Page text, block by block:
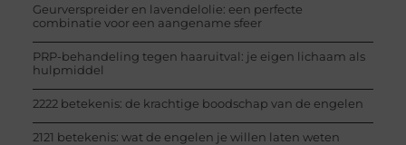
Geurverspreider en lavendelolie: een perfecte
combinatie voor een aangename sfeer
PRP-behandeling tegen haaruitval: je eigen lichaam als
hulpmiddel
2222 betekenis: de krachtige boodschap van de engelen
2121 betekenis: wat de engelen je willen laten weten